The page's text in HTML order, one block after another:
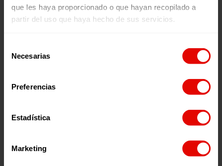
que les haya proporcionado o que hayan recopilado a
partir del uso que haya hecho de sus servicios.
Necesarias
Preferencias
Estadística
Marketing